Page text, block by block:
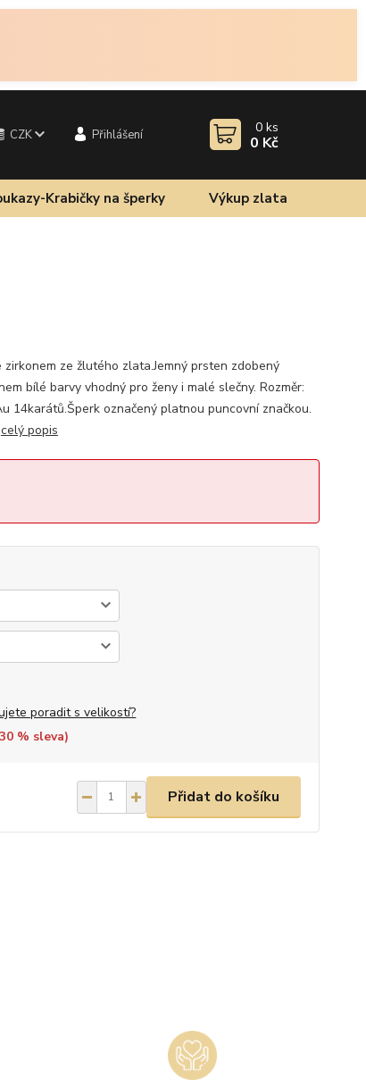
CZK Přihlášení 0 ks
0 Kč
Krabičky na šperky Výkup zlata
ze žlutého zlata.Jemný prsten zdobený
bílé barvy vhodný pro ženy i malé slečny. Rozměr:
14karátů.Šperk označený platnou puncovní značkou.
celý popis
poradit s velikostí?
30% sleva)
Přidat do košíku